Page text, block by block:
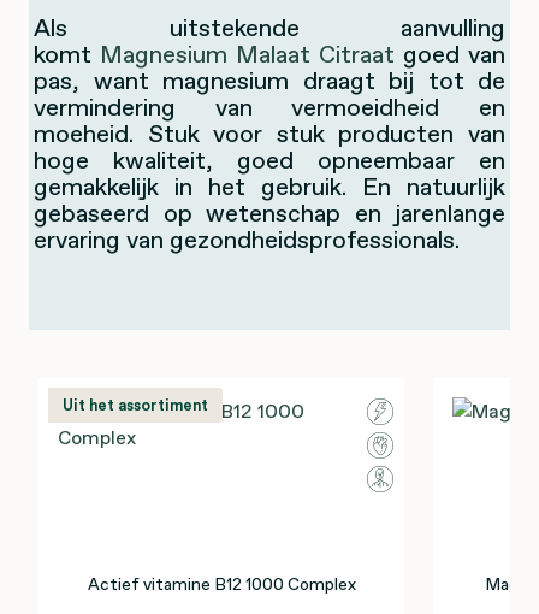
Als uitstekende aanvulling
komt Magnesium Malaat Citraat goed van
pas, want magnesium draagt bij tot de
vermindering van vermoeidheid en
moeheid. Stuk voor stuk producten van
hoge kwaliteit, goed opneembaar en
gemakkelijk in het gebruik. En natuurlijk
gebaseerd op wetenschap en jarenlange
ervaring van gezondheidsprofessionals.
Uit het assortiment
Actief vitamine B12 1000 Complex